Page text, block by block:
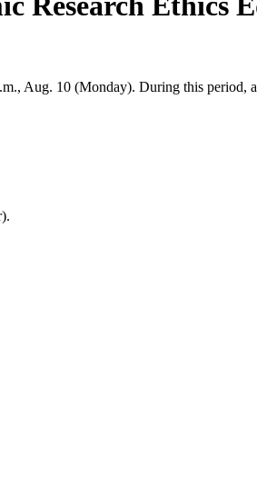
Aug. 10 (Monday). During this period,